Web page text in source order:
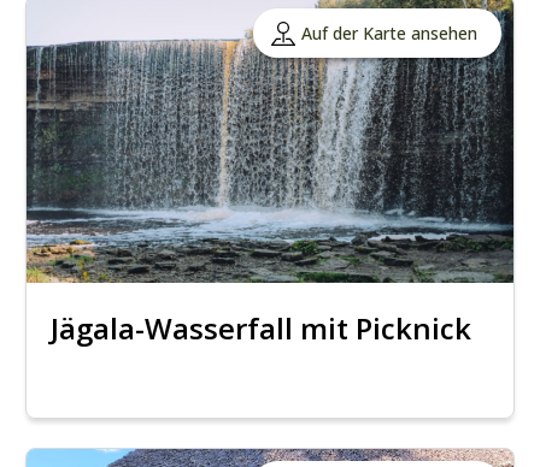
Auf der Karte ansehen
Jägala-Wasserfall mit Picknick